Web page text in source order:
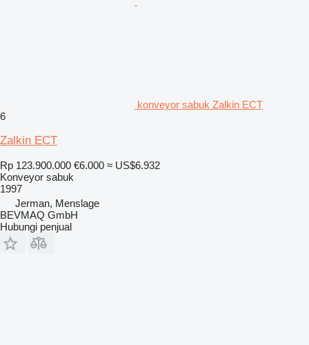
konveyor sabuk Zalkin ECT
6
Zalkin ECT
Rp 123.900.000 €6.000 ≈ US$6.932
Konveyor sabuk
1997
Jerman, Menslage
BEVMAQ GmbH
Hubungi penjual